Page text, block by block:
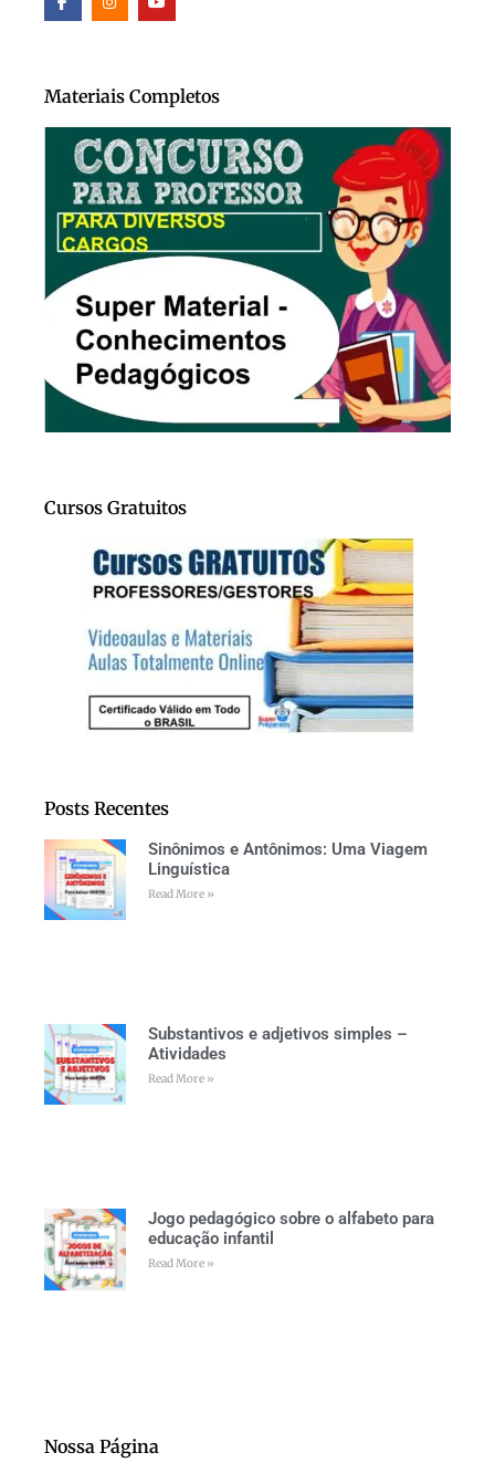
Materiais Completos
Cursos Gratuitos
Posts Recentes
Sinônimos e Antônimos: Uma Viagem
Linguística
Read More »
Substantivos e adjetivos simples –
Atividades
Read More »
Jogo pedagógico sobre o alfabeto para
educação infantil
Read More »
Nossa Página